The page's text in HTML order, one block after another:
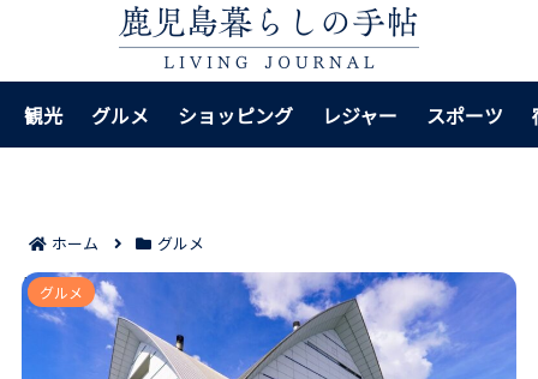
観光 グルメ ショッピング レジャー スポーツ
ホーム グルメ
鹿児島王将 中町店で押さえたい7つのポイント｜限定メ
ニューや使い勝手まで見えてくる！
グルメ